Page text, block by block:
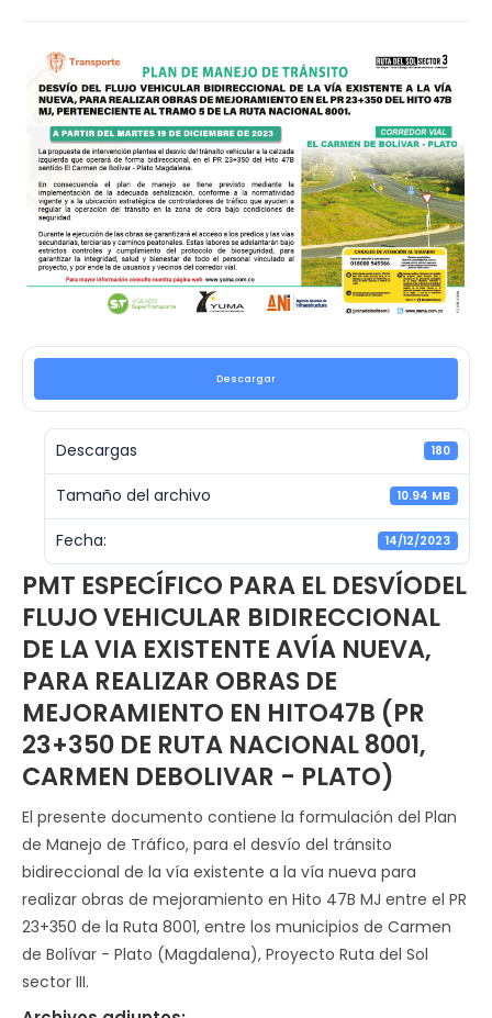
Descargar
Descargas 180
Tamaño del archivo 10.94 MB
Fecha: 14/12/2023
PMT ESPECÍFICO PARA EL DESVÍODEL
FLUJO VEHICULAR BIDIRECCIONAL
DE LA VIA EXISTENTE AVÍA NUEVA,
PARA REALIZAR OBRAS DE
MEJORAMIENTO EN HITO47B (PR
23+350 DE RUTA NACIONAL 8001,
CARMEN DEBOLIVAR - PLATO)
El presente documento contiene la formulación del Plan
de Manejo de Tráfico, para el desvío del tránsito
bidireccional de la vía existente a la vía nueva para
realizar obras de mejoramiento en Hito 47B MJ entre el PR
23+350 de la Ruta 8001, entre los municipios de Carmen
de Bolívar - Plato (Magdalena), Proyecto Ruta del Sol
sector III.